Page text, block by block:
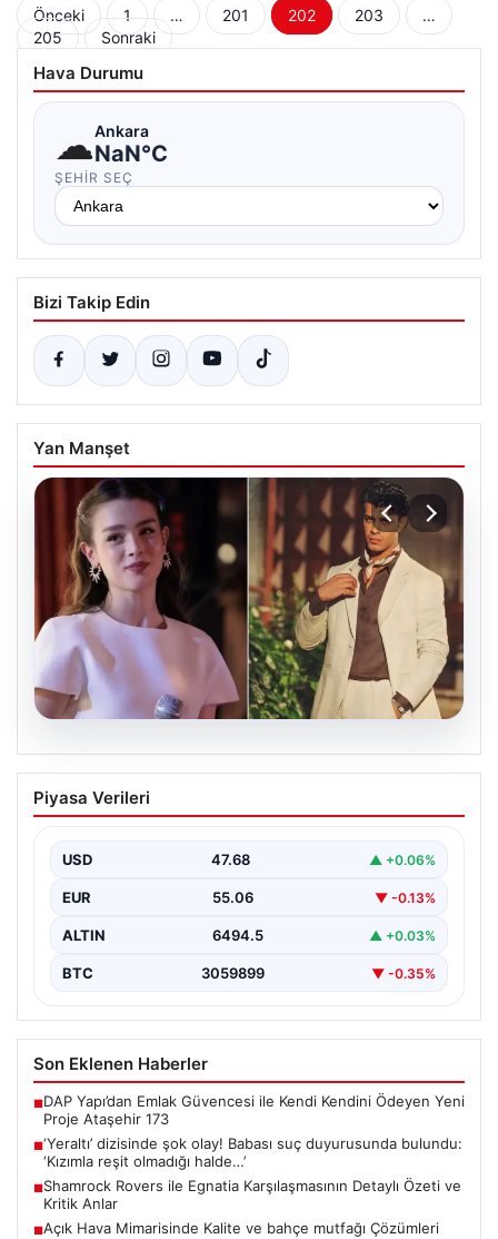
Yazı
sayfalaması
Önceki 1 … 201 202 203
…
205
Sonraki
Hava Durumu
☁Ankara
NaN°C
ŞEHIR SEÇ
Bizi Takip Edin
Yan Manşet
05.08.2026
‘Yeraltı’ dizisinde şok olay! Babası suç
duyurusunda bulundu: ‘Kızımla reşit
Piyasa Verileri
USD 47.68 ▲ +0.06%
EUR 55.06 ▼ -0.13%
ALTIN 6494.5 ▲ +0.03%
BTC 3059899 ▼ -0.35%
Son Eklenen Haberler
■DAP Yapı’dan Emlak Güvencesi ile Kendi Kendini Ödeyen Yeni
Proje Ataşehir 173
■‘Yeraltı’ dizisinde şok olay! Babası suç duyurusunda bulundu:
‘Kızımla reşit olmadığı halde…’
■Shamrock Rovers ile Egnatia Karşılaşmasının Detaylı Özeti ve
Kritik Anlar
■Açık Hava Mimarisinde Kalite ve bahçe mutfağı Çözümleri